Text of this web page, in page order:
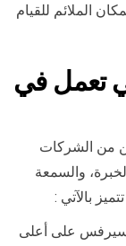
الملائم للقيام
تعمل في
من الشركات
والسمعة
بالآتي :
على أعلى